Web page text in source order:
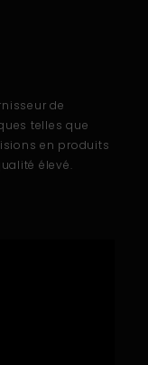
de
telles que
en produits
élevé.